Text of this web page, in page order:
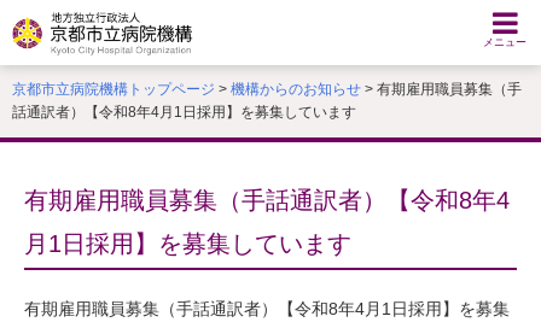
文
へ
移
動
す
メニュー
京都市立病院機構トップページ > 機構からのお知らせ > 有期雇用職員募集（手
話通訳者）【令和8年4月1日採用】を募集しています
有期雇用職員募集（手話通訳者）【令和8年4
月1日採用】を募集しています
有期雇用職員募集（手話通訳者）【令和8年4月1日採用】を募集